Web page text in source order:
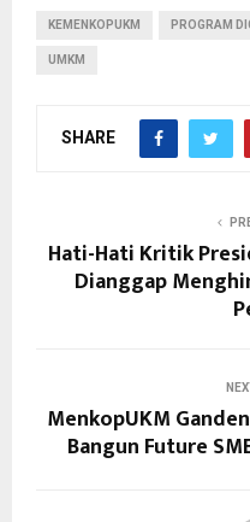
KEMENKOPUKM PROGRAM
UMKM
SHARE
Hati-Hati Kritik
Dianggap
MenkopUKM
Bangun Future